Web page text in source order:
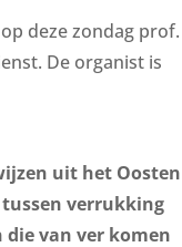
deze zondag prof.
De organist is
uit het Oosten
verrukking
van ver komen